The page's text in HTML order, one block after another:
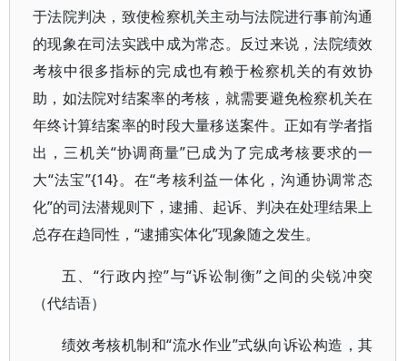
于法院判决，致使检察机关主动与法院进行事前沟通
的现象在司法实践中成为常态。反过来说，法院绩效
考核中很多指标的完成也有赖于检察机关的有效协
助，如法院对结案率的考核，就需要避免检察机关在
年终计算结案率的时段大量移送案件。正如有学者指
出，三机关“协调商量”已成为了完成考核要求的一
大“法宝”{14}。在“考核利益一体化，沟通协调常态
化”的司法潜规则下，逮捕、起诉、判决在处理结果上
总存在趋同性，“逮捕实体化”现象随之发生。
五、“行政内控”与“诉讼制衡”之间的尖锐冲突
（代结语）
绩效考核机制和“流水作业”式纵向诉讼构造，其